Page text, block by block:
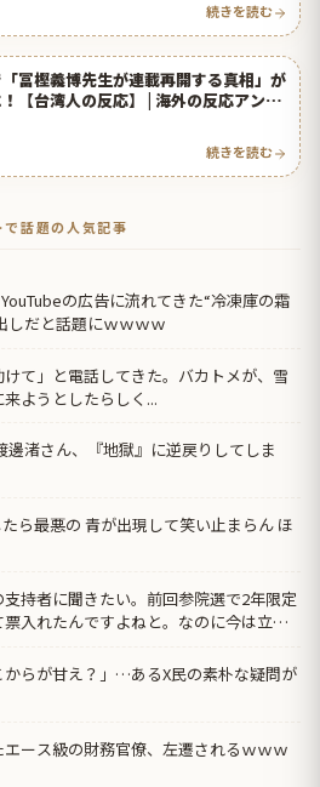
続きを読む
冨樫義博先生が連載再開する真相」が
【台湾人の反応】 | 海外の反応アンテ
続きを読む
話題の人気記事
の広告に流れてきた“冷凍庫の霜
しだと話題にｗｗｗｗ
て」と電話してきた。バカトメが、雪
ようとしたらしく...
邊渚さん、『地獄』に逆戻りしてしま
たら最悪の 青が出現して笑い止まらん ほ
支持者に聞きたい。前回参院選で2年限定
入れたんですよねと。なのに今は立憲
からが甘え？」…あるX民の素朴な疑問が
エース級の財務官僚、左遷されるｗｗｗ